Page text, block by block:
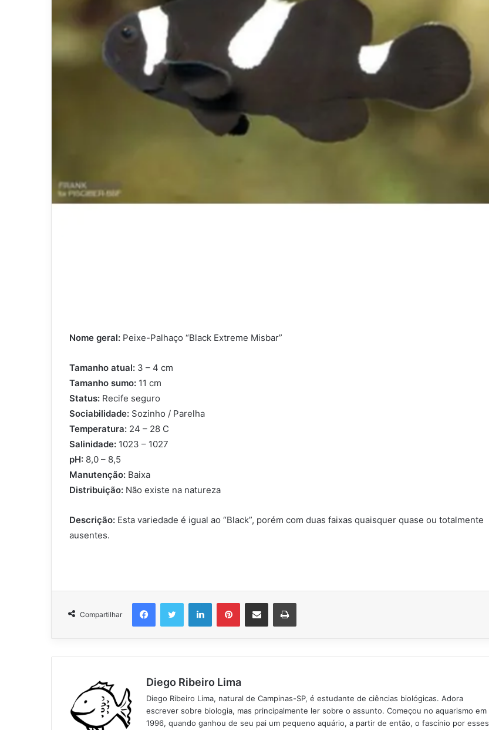
Nome geral: Peixe-Palhaço “Black Extreme Misbar”
Tamanho atual: 3 – 4 cm
Tamanho sumo: 11 cm
Status: Recife seguro
Sociabilidade: Sozinho / Parelha
Temperatura: 24 – 28 C
Salinidade: 1023 – 1027
pH: 8,0 – 8,5
Manutenção: Baixa
Distribuição: Não existe na natureza
Descrição: Esta variedade é igual ao “Black”, porém com duas faixas quaisquer quase ou totalmente
ausentes.
Compartilhar
FacebookTwitter LinkedinPinterestCompartilhar via e-mail Imprimir
Diego Ribeiro Lima
Diego Ribeiro Lima, natural de Campinas-SP, é estudante de ciências biológicas. Adora
escrever sobre biologia, mas principalmente ler sobre o assunto. Começou no aquarismo em
1996, quando ganhou de seu pai um pequeno aquário, a partir de então, o fascínio por esses